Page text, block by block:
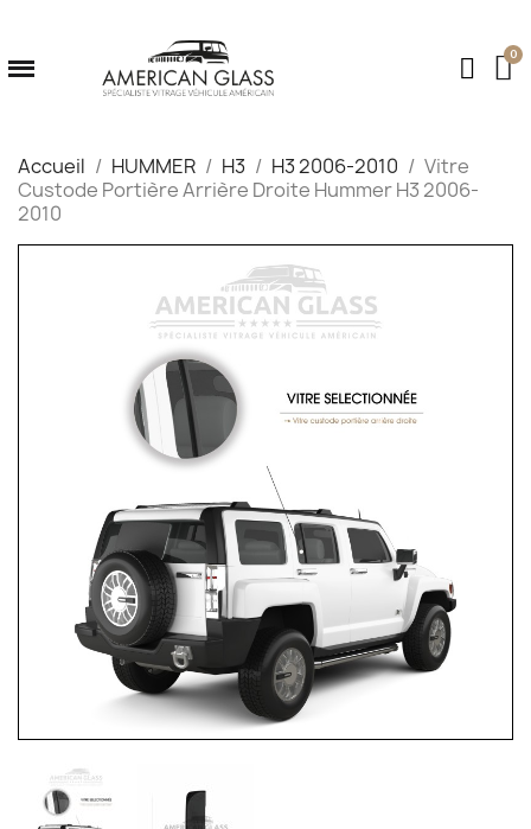
Accueil HUMMER H3 H3 2006-2010
Vitre
Custode Portière Arrière Droite Hummer H3 2006-
2010